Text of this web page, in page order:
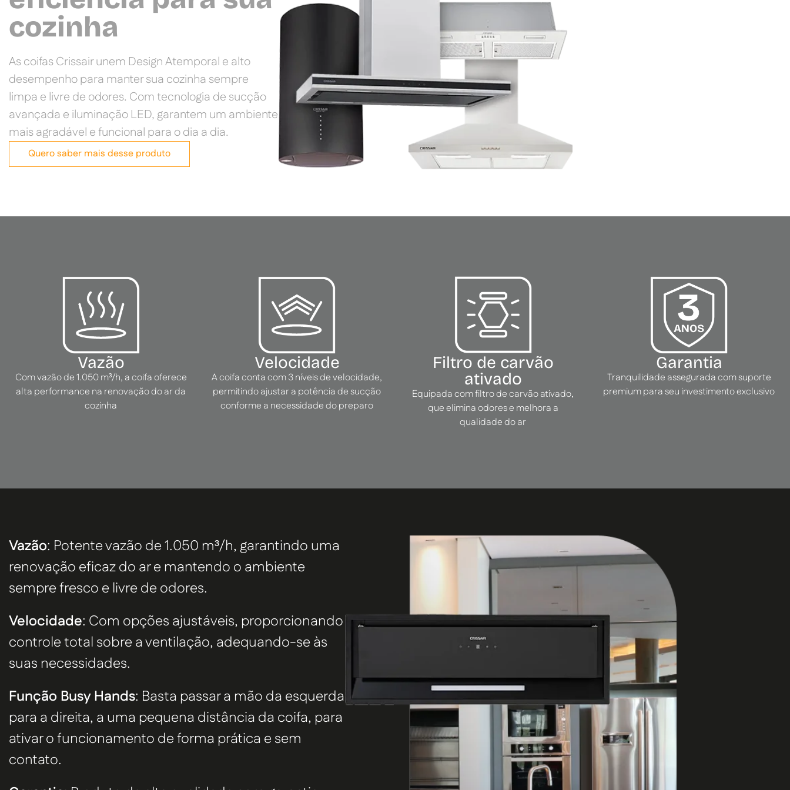
cozinha
As coifas Crissair unem Design Atemporal e alto
desempenho para manter sua cozinha sempre
limpa e livre de odores. Com tecnologia de sucção
avançada e iluminação LED, garantem um ambiente
mais agradável e funcional para o dia a dia.
Quero saber mais desse produto
Vazão
Com vazão de 1.050 m³/h, a coifa oferece
alta performance na renovação do ar da
cozinha
Velocidade
A coifa conta com 3 níveis de velocidade,
permitindo ajustar a potência de sucção
conforme a necessidade do preparo
Filtro de carvão
ativado
Equipada com filtro de carvão ativado,
que elimina odores e melhora a
qualidade do ar
Garantia
Tranquilidade assegurada com suporte
premium para seu investimento exclusivo
Vazão: Potente vazão de 1.050 m³/h, garantindo uma
renovação eficaz do ar e mantendo o ambiente
sempre fresco e livre de odores.
Velocidade: Com opções ajustáveis, proporcionando
controle total sobre a ventilação, adequando-se às
suas necessidades.
Função Busy Hands: Basta passar a mão da esquerda
para a direita, a uma pequena distância da coifa, para
ativar o funcionamento de forma prática e sem
contato.